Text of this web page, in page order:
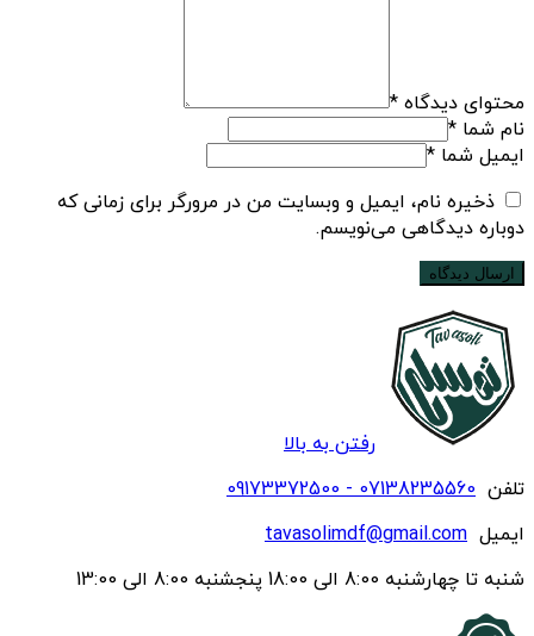
محتوای دیدگاه *
نام شما *
ایمیل شما *
ذخیره نام، ایمیل و وبسایت من در مرورگر برای زمانی که
دوباره دیدگاهی می‌نویسم.
رفتن به بالا
تلفن 07138235560 - 09173372500
ایمیل tavasolimdf@gmail.com
شنبه تا چهارشنبه 8:00 الی 18:00 پنجشنبه 8:00 الی 13:00